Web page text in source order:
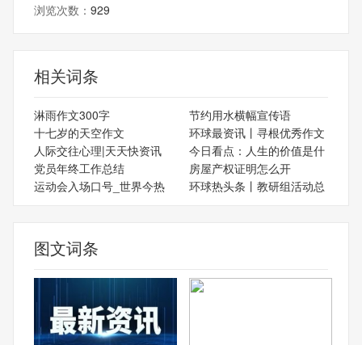
浏览次数： 929
相关词条
淋雨作文300字
节约用水横幅宣传语
十七岁的天空作文
环球最资讯丨寻根优秀作文
人际交往心理|天天快资讯
今日看点：人生的价值是什
党员年终工作总结
房屋产权证明怎么开
运动会入场口号_世界今热
环球热头条丨教研组活动总
图文词条